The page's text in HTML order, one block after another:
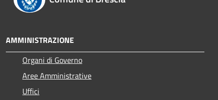
AMMINISTRAZIONE
Organi di Governo
Aree Amministrative
Uffici